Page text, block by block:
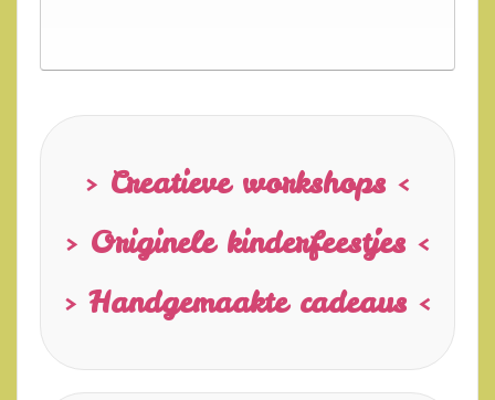
> Creatieve workshops <
> Originele kinderfeestjes <
> Handgemaakte cadeaus <